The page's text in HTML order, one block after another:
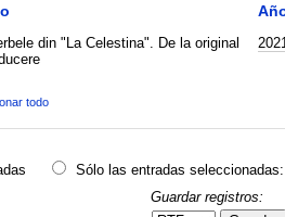
din "La Celestina". De la original
todo
Sólo las entradas seleccionadas:
Guardar registros: